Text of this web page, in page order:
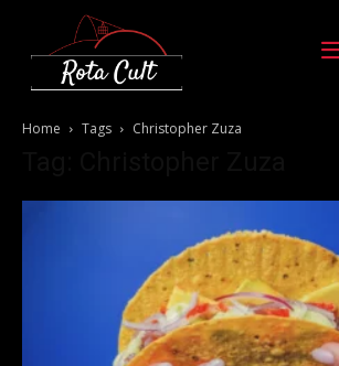
Home Tags Christopher Zuza